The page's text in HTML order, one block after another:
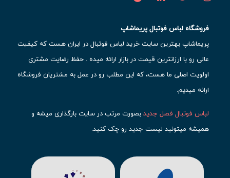
فروشگاه لباس فوتبال پریماشاپ
پریماشاپ بهترین سایت خرید لباس فوتبال در ایران هست که کیفیت
عالی رو با ارزانترین قیمت در بازار ارائه میده . حفظ رضایت مشتری
اولویت اصلی ما هست، که این مطلب رو در عمل به مشتریان فروشگاه
ارائه میدیم.
لباس فوتبال فصل جدیدبصورت مرتب در سایت بارگذاری میشه و
همیشه میتونید لیست جدید رو چک کنید.
حتما مشاهده کنید که قطعا برای تیم های مطرح دنیای فوتبال، تعداد